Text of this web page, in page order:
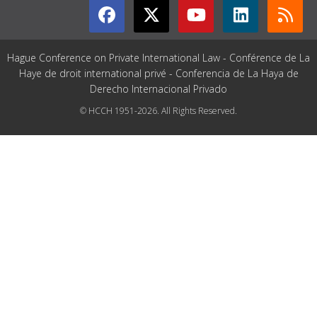
Hague Conference on Private International Law - Conférence de La
Haye de droit international privé - Conferencia de La Haya de
Derecho Internacional Privado
© HCCH 1951-2026. All Rights Reserved.